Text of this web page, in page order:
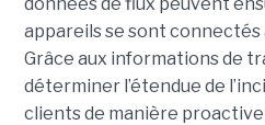
appareils se sont connectés
Grâce aux informations de
déterminer l’étendue de
clients de manière proactive